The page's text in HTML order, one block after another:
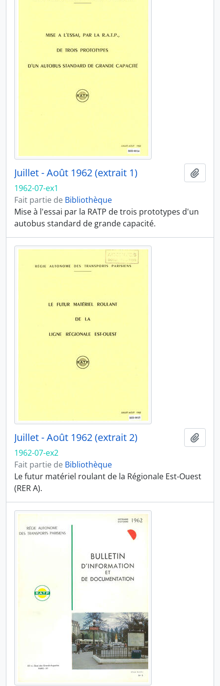
Juillet - Août 1962 (extrait 1)
1962-07-ex1
Fait partie de Bibliothèque
Mise à l'essai par la RATP de trois prototypes d'un
autobus standard de grande capacité.
Juillet - Août 1962 (extrait 2)
1962-07-ex2
Fait partie de Bibliothèque
Le futur matériel roulant de la Régionale Est-Ouest
(RER A).